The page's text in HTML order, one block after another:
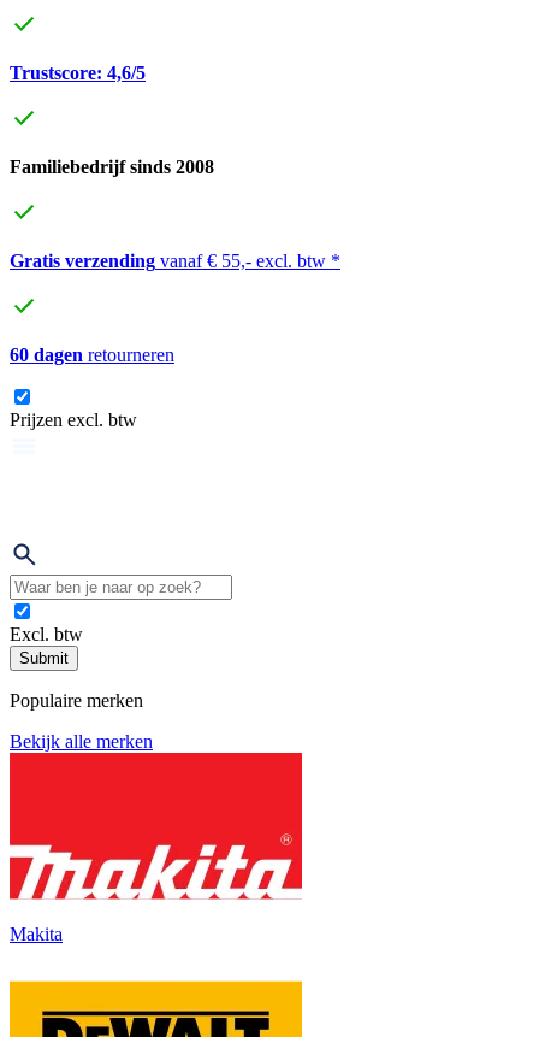
Trustscore: 4,6/5
Familiebedrijf sinds 2008
Gratis verzending vanaf € 55,- excl. btw *
60 dagen retourneren
Prijzen excl. btw
Excl. btw
Submit
Populaire merken
Bekijk alle merken
Makita